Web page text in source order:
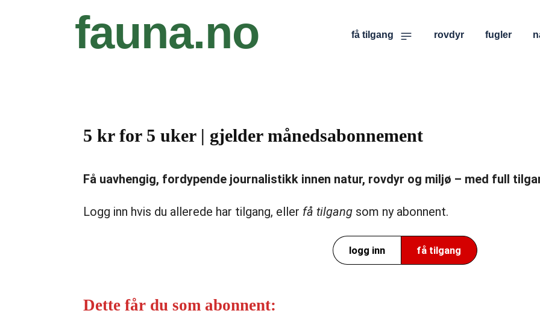
fauna.no få tilgang rovdyr fugler
5 kr for 5 uker | gjelder månedsabonnement
Få uavhengig, fordypende journalistikk innen natur, rovdyr og miljø – med full
Logg inn hvis du allerede har tilgang, eller få tilgang som ny abonnent.
logg inn få tilgang
Dette får du som abonnent: